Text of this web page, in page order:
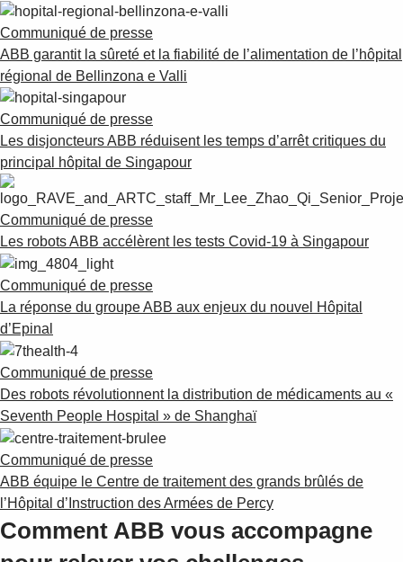
Communiqué de presse
ABB garantit la sûreté et la fiabilité de l’alimentation de l’hôpital
régional de Bellinzona e Valli
Communiqué de presse
Les disjoncteurs ABB réduisent les temps d’arrêt critiques du
principal hôpital de Singapour
Communiqué de presse
Les robots ABB accélèrent les tests Covid-19 à Singapour
Communiqué de presse
La réponse du groupe ABB aux enjeux du nouvel Hôpital
d’Epinal
Communiqué de presse
Des robots révolutionnent la distribution de médicaments au «
Seventh People Hospital » de Shanghaï
Communiqué de presse
ABB équipe le Centre de traitement des grands brûlés de
l’Hôpital d’Instruction des Armées de Percy
Comment ABB vous accompagne